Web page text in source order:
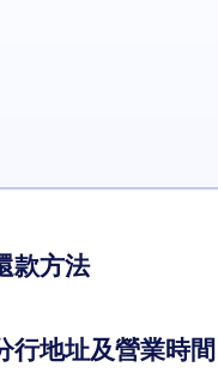
款方法
行地址及營業時間